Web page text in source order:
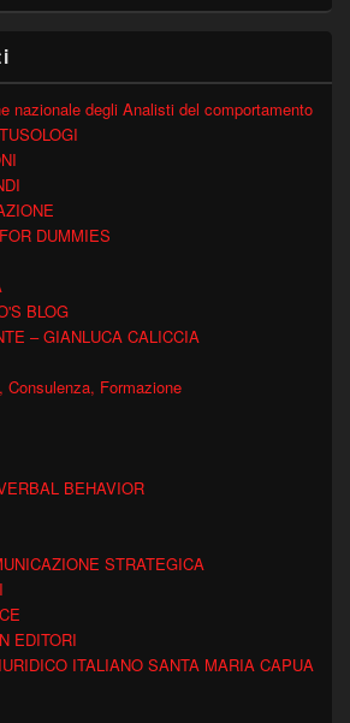
nazionale degli Analisti del comportamento
DUMMIES
BLOG
– GIANLUCA CALICCIA
Consulenza, Formazione
BEHAVIOR
STRATEGICA
EDITORI
ITALIANO SANTA MARIA CAPUA